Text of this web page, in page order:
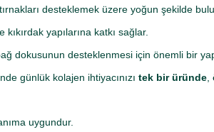
desteklemek üzere yoğun şekilde
kıkırdak yapılarına katkı sağlar.
dokusunun desteklenmesi için önemli bir
günlük kolajen ihtiyacınızı tek bir üründe
uygundur.